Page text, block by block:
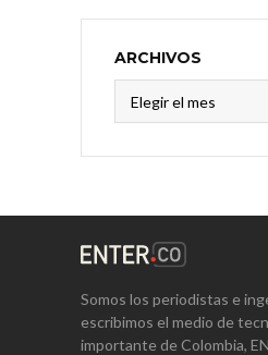
ARCHIVOS
Somos los periodistas e
escribimos el medio de
importante de Colombia,